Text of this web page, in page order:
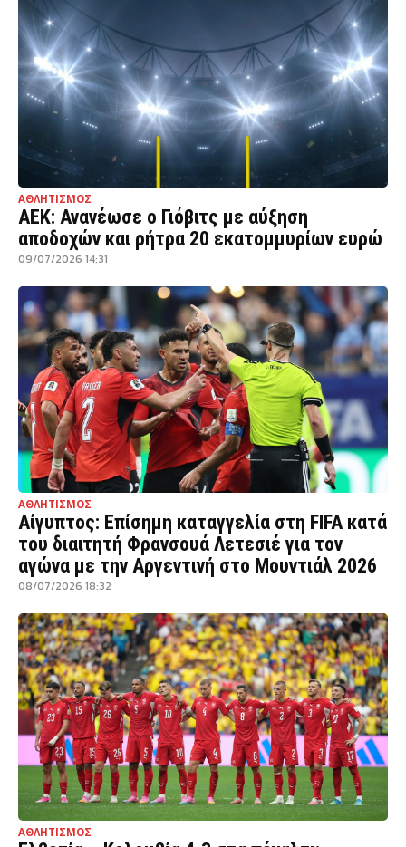
ΑΘΛΗΤΙΣΜΟΣ
ΑΕΚ: Ανανέωσε ο Γιόβιτς με αύξηση
αποδοχών και ρήτρα 20 εκατομμυρίων ευρώ
09/07/2026 14:31
ΑΘΛΗΤΙΣΜΟΣ
Αίγυπτος: Επίσημη καταγγελία στη FIFA κατά
του διαιτητή Φρανσουά Λετεσιέ για τον
αγώνα με την Αργεντινή στο Μουντιάλ 2026
08/07/2026 18:32
ΑΘΛΗΤΙΣΜΟΣ